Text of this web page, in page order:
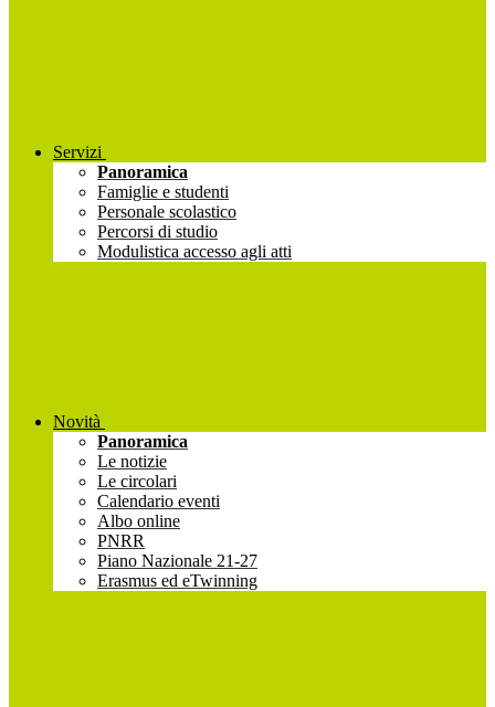
Servizi
Panoramica
Famiglie e studenti
Personale scolastico
Percorsi di studio
Modulistica accesso agli atti
Novità
Panoramica
Le notizie
Le circolari
Calendario eventi
Albo online
PNRR
Piano Nazionale 21-27
Erasmus ed eTwinning